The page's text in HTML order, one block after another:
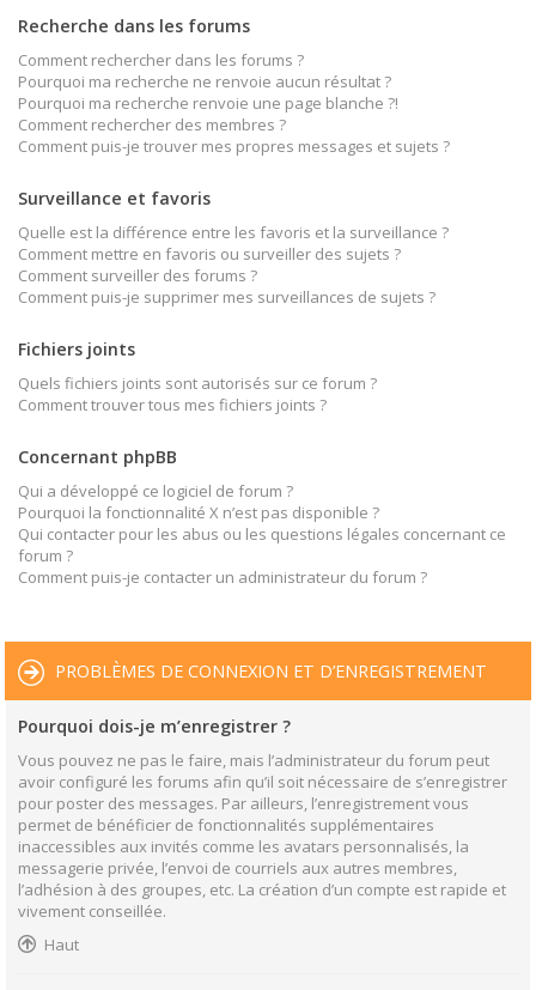
Recherche dans les forums
Comment rechercher dans les forums ?
Pourquoi ma recherche ne renvoie aucun résultat ?
Pourquoi ma recherche renvoie une page blanche ?!
Comment rechercher des membres ?
Comment puis-je trouver mes propres messages et sujets ?
Surveillance et favoris
Quelle est la différence entre les favoris et la surveillance ?
Comment mettre en favoris ou surveiller des sujets ?
Comment surveiller des forums ?
Comment puis-je supprimer mes surveillances de sujets ?
Fichiers joints
Quels fichiers joints sont autorisés sur ce forum ?
Comment trouver tous mes fichiers joints ?
Concernant phpBB
Qui a développé ce logiciel de forum ?
Pourquoi la fonctionnalité X n’est pas disponible ?
Qui contacter pour les abus ou les questions légales concernant ce
forum ?
Comment puis-je contacter un administrateur du forum ?
PROBLÈMES DE CONNEXION ET D’ENREGISTREMENT
Pourquoi dois-je m’enregistrer ?
Vous pouvez ne pas le faire, mais l’administrateur du forum peut
avoir configuré les forums afin qu’il soit nécessaire de s’enregistrer
pour poster des messages. Par ailleurs, l’enregistrement vous
permet de bénéficier de fonctionnalités supplémentaires
inaccessibles aux invités comme les avatars personnalisés, la
messagerie privée, l’envoi de courriels aux autres membres,
l’adhésion à des groupes, etc. La création d’un compte est rapide et
vivement conseillée.
Haut